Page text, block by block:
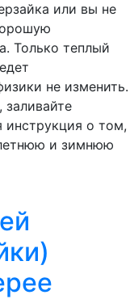
или вы не
Только теплый
не изменить.
заливайте
инструкция о том,
и зимнюю